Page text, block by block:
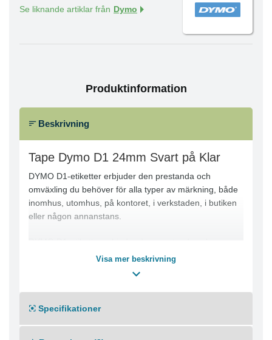
Se liknande artiklar från Dymo
Produktinformation
Beskrivning
Tape Dymo D1 24mm Svart på Klar
DYMO D1-etiketter erbjuder den prestanda och
omväxling du behöver för alla typer av märkning, både
inomhus, utomhus, på kontoret, i verkstaden, i butiken
eller någon annanstans.
omväxling du behöver för alla typer av märkning, både
Etikettkassetten DYMO® D1 på 24 mm ger snygga,
skräddarsydda etiketter med svart text på transparent
Visa mer beskrivning
Specifikationer